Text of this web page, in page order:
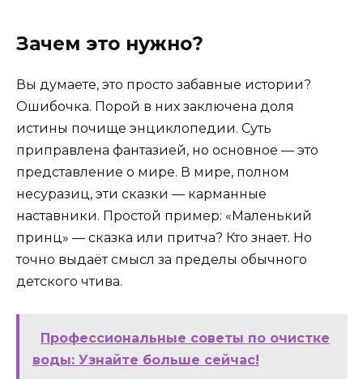
Зачем это нужно?
Вы думаете, это просто забавные истории?
Ошибочка. Порой в них заключена доля
истины почище энциклопедии. Суть
приправлена фантазией, но основное — это
представление о мире. В мире, полном
несуразиц, эти сказки — карманные
наставники. Простой пример: «Маленький
принц» — сказка или притча? Кто знает. Но
точно выдаёт смысл за пределы обычного
детского чтива.
Профессиональные советы по очистке
воды: Узнайте больше сейчас!